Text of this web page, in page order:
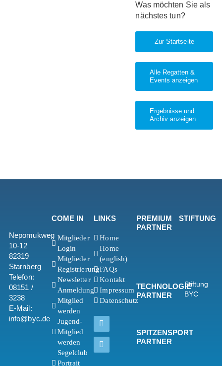
• 07. – 09.08.2026
• Betreuung & Coaching
Team
• Nutzung des 69F Foiling-
Boots
• Helme, Schwimmwesten
und Brillen inklusive
• Exklusive High-
Performance-Sailing
Experience am Gardasee
Kosten
2.500 EUR pro
Wochenende / Paket
Für Gruppen von 1–6
Was möchten Sie als
nächstes tun?
Zur Startseite
Alle Regatten &
Events anzeigen
Ergebnisse und
Archiv anzeigen
Nepomukweg
10-12
82319
Starnberg
Telefon:
08151 /
3238
E-Mail:
info@byc.de
COME IN
Mitglieder
Login
Mitglieder
Registrierung
Newsletter
Anmeldung
Mitglied
werden
Jugend-
Mitglied
werden
Segelclub
Portrait
LINKS
Home
Home
(english)
FAQs
Kontakt
Impressum
Datenschutz
PREMIUM
PARTNER
TECHNOLOGIE
PARTNER
SPITZENSPORT
PARTNER
STIFTUNG
Stiftung
BYC